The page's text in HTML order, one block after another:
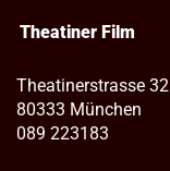
Theatiner Film
Theatinerstrasse 32
80333 München
089 223183